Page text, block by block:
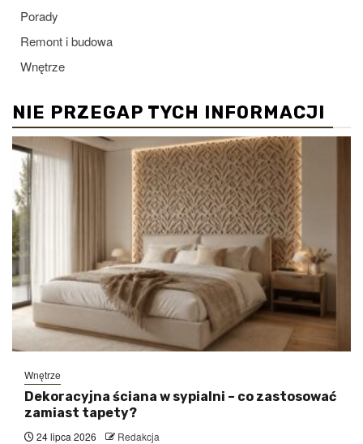
Porady
Remont i budowa
Wnętrze
NIE PRZEGAP TYCH INFORMACJI
Wnętrze
Dekoracyjna ściana w sypialni – co zastosować
zamiast tapety?
24 lipca 2026 Redakcja